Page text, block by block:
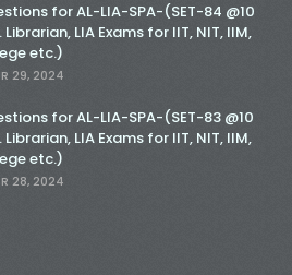
for AL-LIA-SPA-(SET-84 @10
LIA Exams for IIT, NIT, IIM,
etc.)
29, 2024
for AL-LIA-SPA-(SET-83 @10
LIA Exams for IIT, NIT, IIM,
etc.)
28, 2024